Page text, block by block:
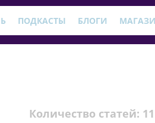
ПОДКАСТЫ БЛОГИ
Количество статей: 11